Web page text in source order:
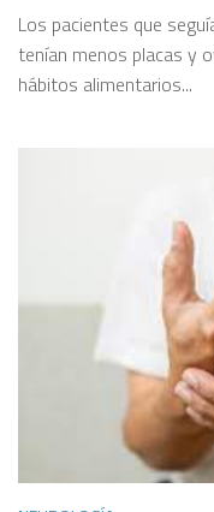
Los pacientes que
tenían menos placas y
hábitos alimentarios...